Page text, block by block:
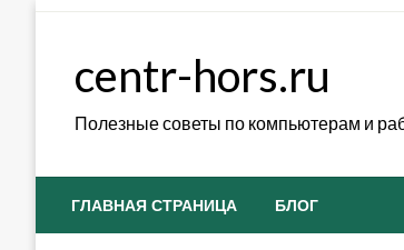
centr-hors.ru
Полезные советы по компьютерам и
ГЛАВНАЯ СТРАНИЦА БЛОГ